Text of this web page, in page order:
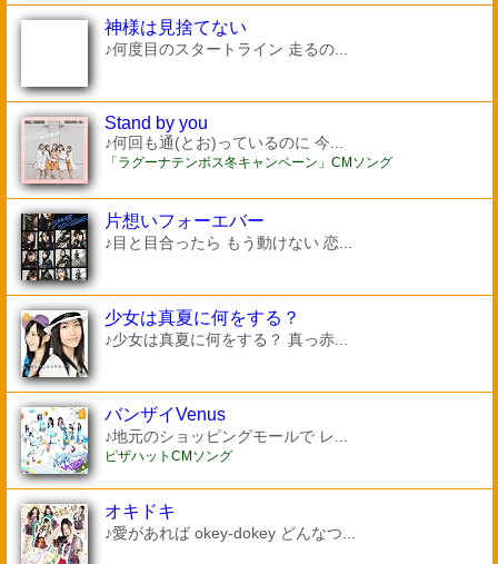
神様は見捨てない
♪何度目のスタートライン 走るの...
Stand by you
♪何回も通(とお)っているのに 今...
「ラグーナテンボス冬キャンペーン」CMソング
片想いフォーエバー
♪目と目合ったら もう動けない 恋...
少女は真夏に何をする？
♪少女は真夏に何をする？ 真っ赤...
バンザイVenus
♪地元のショッピングモールで レ...
ピザハットCMソング
オキドキ
♪愛があれば okey-dokey どんなつ...